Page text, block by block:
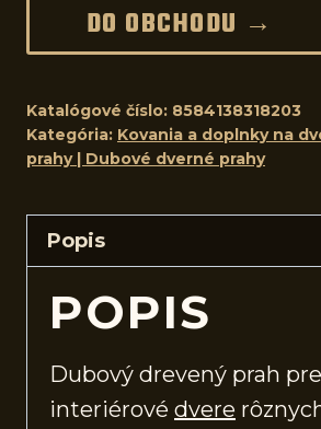
DO OBCHODU →
Katalógové číslo: 8584138318203
Kategória: Kovania a doplnky na
prahy | Dubové dverné prahy
Popis
POPIS
Dubový drevený prah pre
interiérové dvere